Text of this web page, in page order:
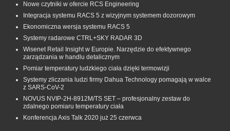
Nowe czytniki w ofercie RCS Engineering
Integracja systemu RACS 5 z wizyjnym systemem dozorowym
Ekonomiczna wersja systemu RACS 5
Systemy radarowe CTRL+SKY RADAR 3D
Wisenet Retail Insight w Europie. Narzędzie do efektywnego
zarządzania w handlu detalicznym
Pomiar temperatury ludzkiego ciała dzięki termowizji
Systemy zliczania ludzi firmy Dahua Technology pomagają w walce
z SARS-CoV-2
NOVUS NVIP-2H-8912M/TS SET – profesjonalny zestaw do
zdalnego pomiaru temperatury ciała
Konferencja Axis Talk 2020 już 25 czerwca